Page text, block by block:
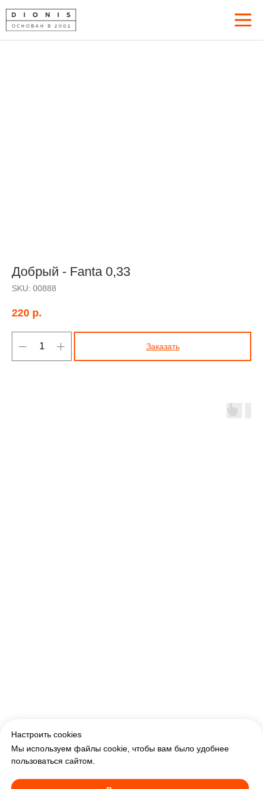
Добрый - Fanta 0,33
SKU: 00888
220 р.
Заказать
Настроить cookies
Мы используем файлы cookie, чтобы вам было удобнее
пользоваться сайтом.